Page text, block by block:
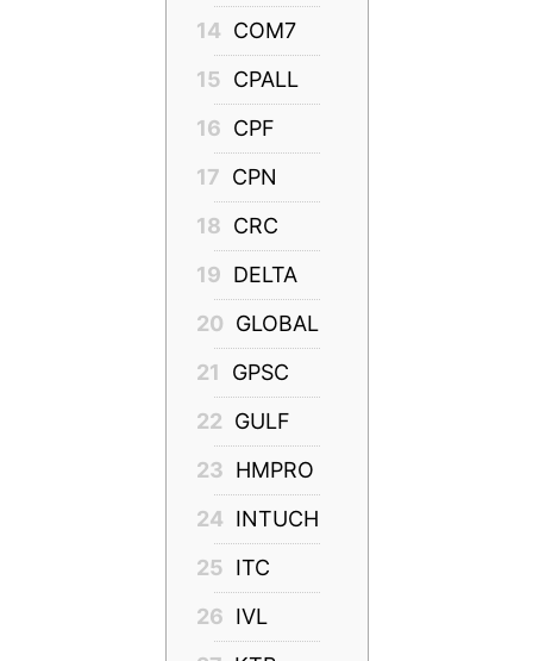
14 COM7
15 CPALL
16 CPF
17 CPN
18 CRC
19 DELTA
20 GLOBAL
21
GPSC
22 GULF
23 HMPRO
24 INTUCH
25 ITC
26 IVL